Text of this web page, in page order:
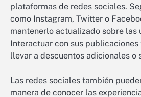
plataformas de redes sociales.
como Instagram, Twitter o
mantenerlo actualizado sobre las
Interactuar con sus
llevar a descuentos adicionales o
Las redes sociales también
manera de conocer las